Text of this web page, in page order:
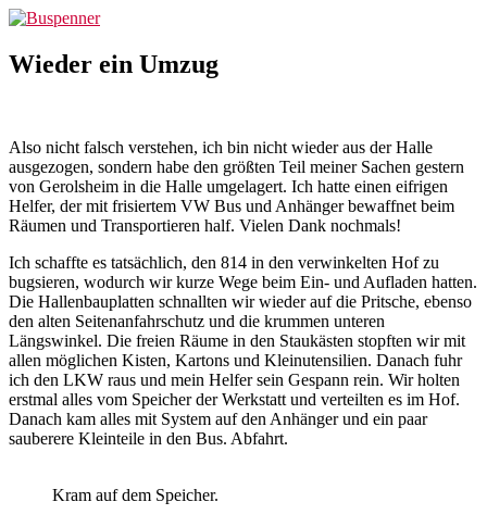
Zum
springen
Wieder ein Umzug
Also nicht falsch verstehen, ich bin nicht wieder aus der Halle
ausgezogen, sondern habe den größten Teil meiner Sachen gestern
von Gerolsheim in die Halle umgelagert. Ich hatte einen eifrigen
Helfer, der mit frisiertem VW Bus und Anhänger bewaffnet beim
Räumen und Transportieren half. Vielen Dank nochmals!
Ich schaffte es tatsächlich, den 814 in den verwinkelten Hof zu
bugsieren, wodurch wir kurze Wege beim Ein- und Aufladen hatten.
Die Hallenbauplatten schnallten wir wieder auf die Pritsche, ebenso
den alten Seitenanfahrschutz und die krummen unteren
Längswinkel. Die freien Räume in den Staukästen stopften wir mit
allen möglichen Kisten, Kartons und Kleinutensilien. Danach fuhr
ich den LKW raus und mein Helfer sein Gespann rein. Wir holten
erstmal alles vom Speicher der Werkstatt und verteilten es im Hof.
Danach kam alles mit System auf den Anhänger und ein paar
sauberere Kleinteile in den Bus. Abfahrt.
Kram auf dem Speicher.